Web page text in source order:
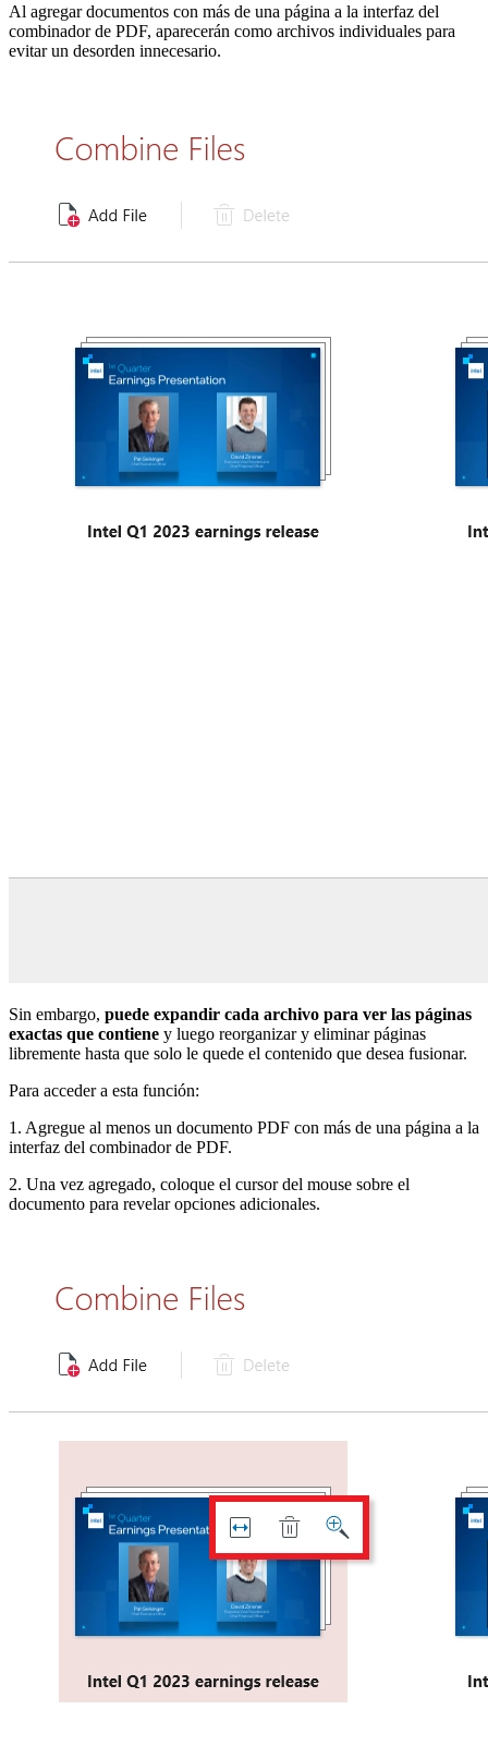
Al agregar documentos con más de una página a la interfaz del
combinador de PDF, aparecerán como archivos individuales para
evitar un desorden innecesario.
Sin embargo, puede expandir cada archivo para ver las páginas
exactas que contiene y luego reorganizar y eliminar páginas
libremente hasta que solo le quede el contenido que desea fusionar.
Para acceder a esta función:
1. Agregue al menos un documento PDF con más de una página a la
interfaz del combinador de PDF.
2. Una vez agregado, coloque el cursor del mouse sobre el
documento para revelar opciones adicionales.